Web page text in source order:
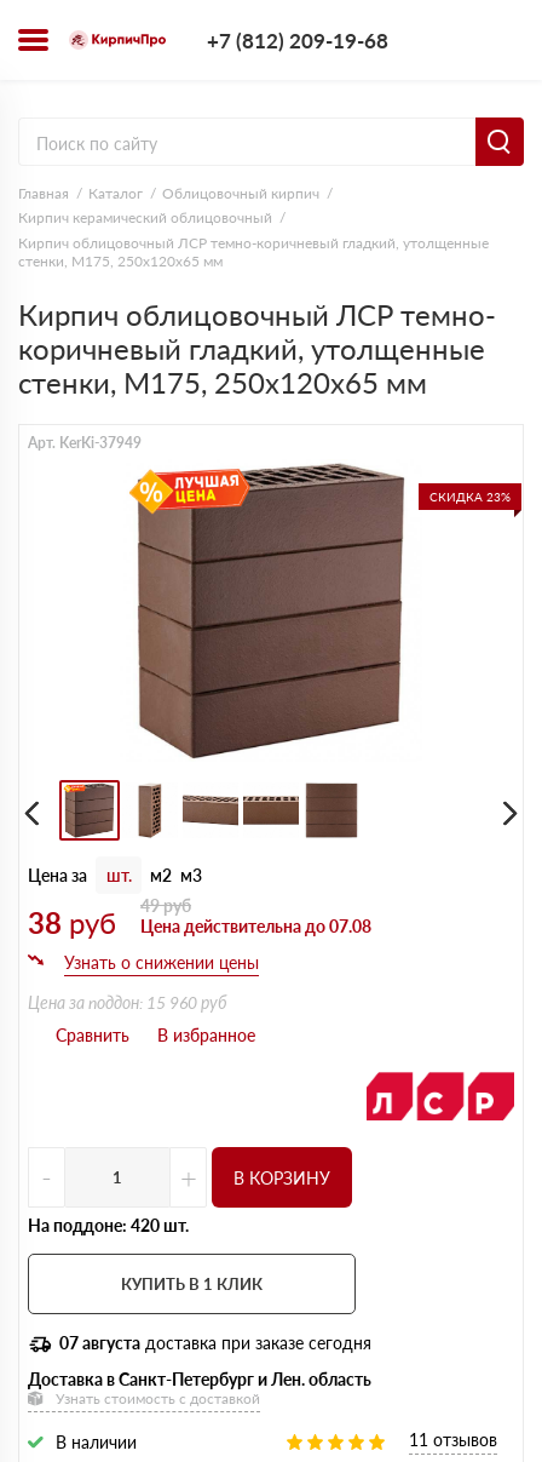
+7 (812) 209-19-68
Главная Каталог
Облицовочный кирпич
Кирпич керамический облицовочный
Кирпич облицовочный ЛСР темно-коричневый гладкий, утолщенные
стенки, М175, 250х120х65 мм
Кирпич облицовочный ЛСР темно-
коричневый гладкий, утолщенные
стенки, М175, 250х120х65 мм
Арт. KerKi-37949
СКИДКА 23%
Цена за шт. м2 м3
38 руб 49руб
Цена действительна до 07.08
Цена за поддон: 15 960 руб
- + В КОРЗИНУ
На поддоне: 420 шт.
КУПИТЬ В 1 КЛИК
07 августа доставка при заказе сегодня
Доставка в Санкт-Петербург и Лен. область
Узнать стоимость с доставкой
В наличии 11 отзывов